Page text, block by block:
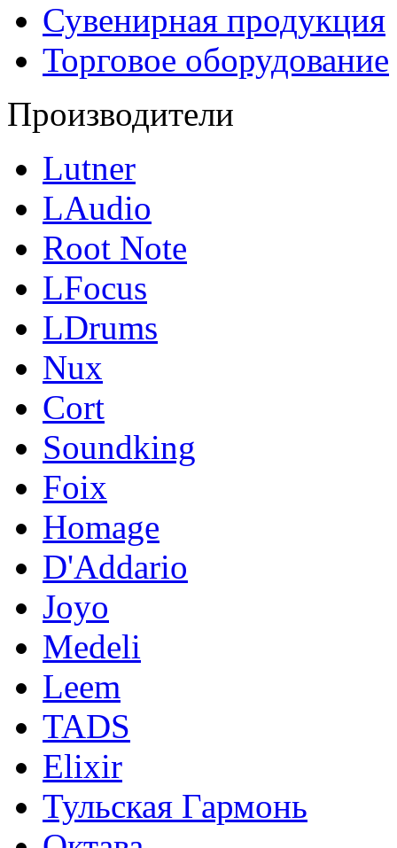
Сувенирная продукция
Торговое оборудование
Производители
Lutner
LAudio
Root Note
LFocus
LDrums
Nux
Cort
Soundking
Foix
Homage
D'Addario
Joyo
Medeli
Leem
TADS
Elixir
Тульская Гармонь